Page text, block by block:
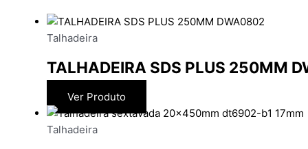
Talhadeira
TALHADEIRA SDS PLUS 250MM
Ver Produto
Talhadeira